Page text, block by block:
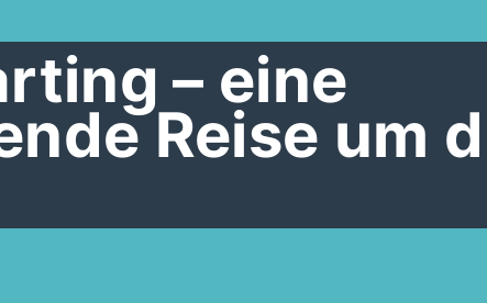
– eine
Reise um